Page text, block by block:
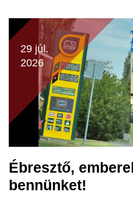
29 júl.
2026
Ébresztő,
bennünket!